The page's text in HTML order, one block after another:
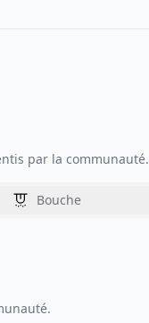
par la communauté.
Bouche